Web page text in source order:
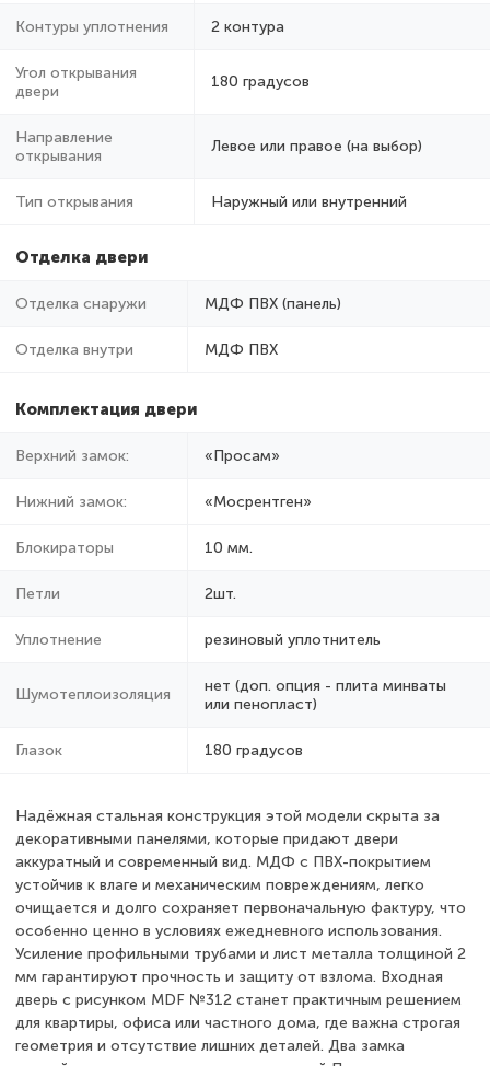
Контуры уплотнения 2 контура
Угол открывания
двери
180 градусов
Направление
открывания
Левое или правое (на выбор)
Тип открывания Наружный или внутренний
Отделка двери
Отделка снаружи МДФ ПВХ (панель)
Отделка внутри МДФ ПВХ
Комплектация двери
Верхний замок: «Просам»
Нижний замок: «Мосрентген»
Блокираторы 10 мм.
Петли 2шт.
Уплотнение резиновый уплотнитель
Шумотеплоизоляция
нет (доп. опция - плита минваты
или пенопласт)
Глазок 180 градусов
Надёжная стальная конструкция этой модели скрыта за
декоративными панелями, которые придают двери
аккуратный и современный вид. МДФ с ПВХ-покрытием
устойчив к влаге и механическим повреждениям, легко
очищается и долго сохраняет первоначальную фактуру, что
особенно ценно в условиях ежедневного использования.
Усиление профильными трубами и лист металла толщиной 2
мм гарантируют прочность и защиту от взлома. Входная
дверь с рисунком MDF №312 станет практичным решением
для квартиры, офиса или частного дома, где важна строгая
геометрия и отсутствие лишних деталей. Два замка